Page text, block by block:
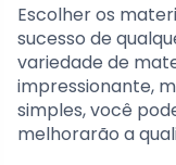
Escolher os
sucesso de
variedade de
impressionante,
simples, você
melhorarão a